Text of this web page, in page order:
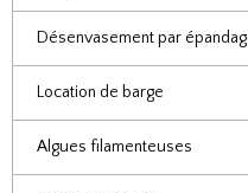
Désenvasement par
Location de barge
Algues filamenteuses